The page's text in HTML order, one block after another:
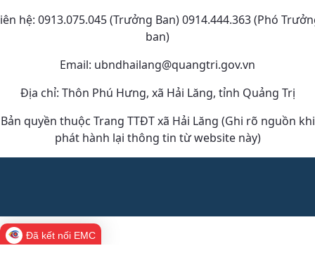
hệ: 0913.075.045 (Trưởng Ban) 0914.444.363 (Phó
ban)
Email: ubndhailang@quangtri.gov.vn
Địa chỉ: Thôn Phú Hưng, xã Hải Lăng, tỉnh Quảng Trị
Bản quyền thuộc Trang TTĐT xã Hải Lăng (Ghi rõ nguồn khi
phát hành lại thông tin từ website này)
Đã kết nối EMC